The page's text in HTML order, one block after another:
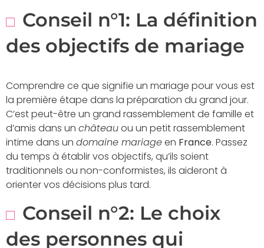
Conseil n°1: La définition
des objectifs de mariage
Comprendre ce que signifie un mariage pour vous est
la première étape dans la préparation du grand jour.
C’est peut-être un grand rassemblement de famille et
d’amis dans un châteauou un petit rassemblement
intime dans un domaine mariageen France. Passez
du temps à établir vos objectifs, qu’ils soient
traditionnels ou non-conformistes, ils aideront à
orienter vos décisions plus tard.
Conseil n°2: Le choix
des personnes qui